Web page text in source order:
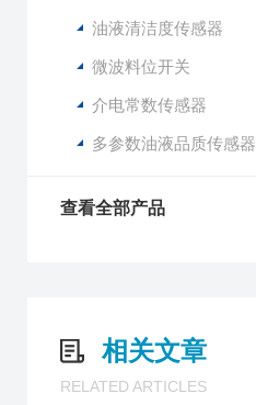
油液清洁度传感器
微波料位开关
介电常数传感器
多参数油液品质传感器
查看全部产品
相关文章
RELATED ARTICLES